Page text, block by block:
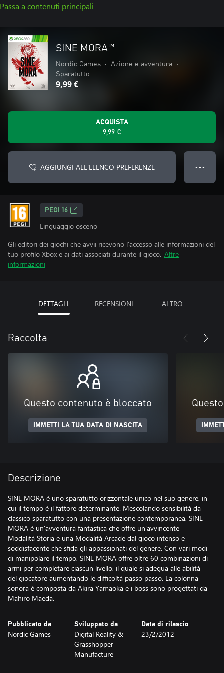
Passa a contenuti principali
SINE MORA™
Nordic Games • Azione e avventura
•
Sparatutto
9,99 €
ACQUISTA
9,99 €
AGGIUNGI ALL'ELENCO PREFERENZE ● ● ●
PEGI 16
Linguaggio osceno
Gli editori dei giochi che avvii ricevono l'accesso alle informazioni del
tuo profilo Xbox e ai dati associati durante il gioco. Altre
informazioni
DETTAGLI RECENSIONI ALTRO
Raccolta
Questo contenuto è bloccato
IMMETTI LA TUA DATA DI NASCITA
Descrizione
SINE MORA è uno sparatutto orizzontale unico nel suo genere, in
cui il tempo è il fattore determinante. Mescolando sensibilità da
classico sparatutto con una presentazione contemporanea, SINE
MORA è un'avventura fantastica che offre un'avvincente
Modalità Storia e una Modalità Arcade dal gioco intenso e
soddisfacente che sfida gli appassionati del genere. Con vari modi
di manipolare il tempo, SINE MORA offre oltre 60 combinazioni di
armi per completare ciascun livello, il quale si adegua alle abilità
del giocatore aumentando le difficoltà passo passo. La colonna
sonora è composta da Akira Yamaoka e i boss sono progettati da
Mahiro Maeda.
Pubblicato da
Nordic Games
Sviluppato da
Digital Reality &
Grasshopper
Manufacture
Data di rilascio
23/2/2012